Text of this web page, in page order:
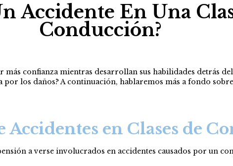
Accidente En Una
Conducción?
más confianza mientras desarrollan sus habilidades detrás
los daños? A continuación, hablaremos más a fondo
Accidentes en Clases de
a verse involucrados en accidentes causados por un